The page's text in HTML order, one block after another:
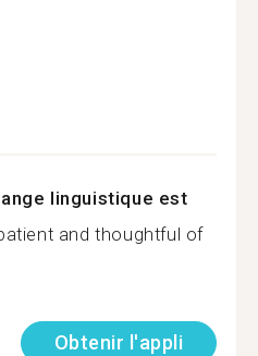
linguistique est
and thoughtful of
Obtenir l'appli